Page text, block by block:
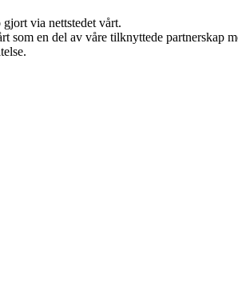
via nettstedet vårt.
en del av våre tilknyttede partnerskap